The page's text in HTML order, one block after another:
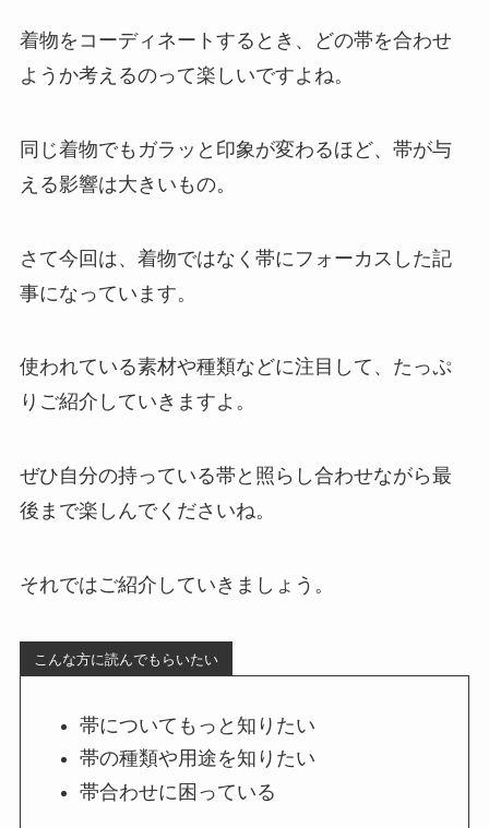
着物をコーディネートするとき、どの帯を合わせ
ようか考えるのって楽しいですよね。
同じ着物でもガラッと印象が変わるほど、帯が与
える影響は大きいもの。
さて今回は、着物ではなく帯にフォーカスした記
事になっています。
使われている素材や種類などに注目して、たっぷ
りご紹介していきますよ。
ぜひ自分の持っている帯と照らし合わせながら最
後まで楽しんでくださいね。
それではご紹介していきましょう。
こんな方に読んでもらいたい
帯についてもっと知りたい
帯の種類や用途を知りたい
帯合わせに困っている